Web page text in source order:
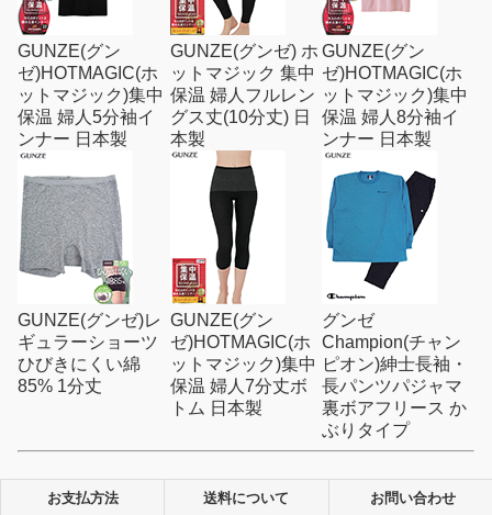
GUNZE(グン
ゼ)HOTMAGIC(ホ
ットマジック)集中
保温 婦人5分袖イ
ンナー 日本製
GUNZE(グンゼ) ホ
ットマジック 集中
保温 婦人フルレン
グス丈(10分丈) 日
本製
GUNZE(グン
ゼ)HOTMAGIC(ホ
ットマジック)集中
保温 婦人8分袖イ
ンナー 日本製
GUNZE(グンゼ)レ
ギュラーショーツ
ひびきにくい綿
85% 1分丈
GUNZE(グン
ゼ)HOTMAGIC(ホ
ットマジック)集中
保温 婦人7分丈ボ
トム 日本製
グンゼ
Champion(チャン
ピオン)紳士長袖・
長パンツパジャマ
裏ボアフリース か
ぶりタイプ
お支払方法 送料について お問い合わせ